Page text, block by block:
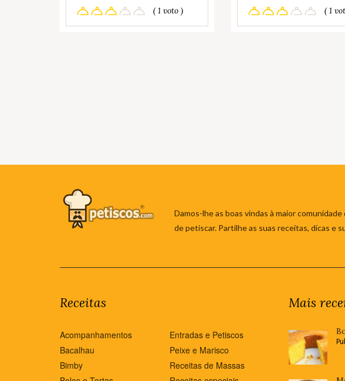
( 1 voto ) ( 1
Damos-lhe as boas vindas à maior
de petiscar. Partilhe as suas receitas, dicas e
Receitas
Acompanhamentos
Bacalhau
Bimby
Entradas e Petiscos
Peixe e Marisco
Receitas de Massas
Mais